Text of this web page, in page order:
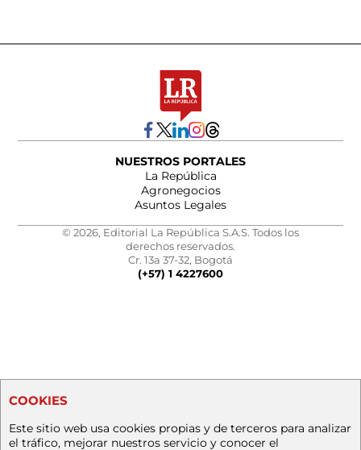
NUESTROS PORTALES
La República
Agronegocios
Asuntos Legales
© 2026, Editorial La República S.A.S. Todos los
derechos reservados.
Cr. 13a 37-32, Bogotá
(+57) 1 4227600
COOKIES
Este sitio web usa cookies propias y de terceros para analizar
el tráfico, mejorar nuestros servicio y conocer el